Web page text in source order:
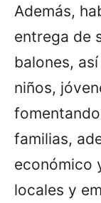
Además,
entrega de
balones,
niños,
familias,
económico
locales y